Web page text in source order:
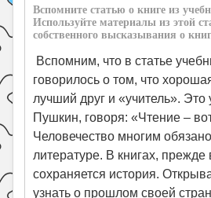
Вспомните статью о книге из
Используйте материалы из этой
собственного высказывания о
Вспомним, что в статье
говорилось о том, что
лучший друг и «учитель».
Пушкин, говоря: «Чтение –
Человечество многим
литературе. В книгах, прежде
сохраняется история.
узнать о прошлом своей